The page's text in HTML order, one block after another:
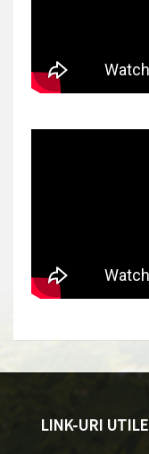
LINK-URI UTILE